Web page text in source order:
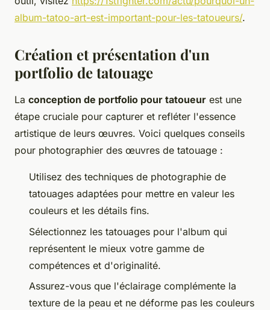
album-tatoo-art-est-important-pour-les-tatoueurs/.
Création et présentation d'un
portfolio de tatouage
La conception de portfolio pour tatoueur est une
étape cruciale pour capturer et refléter l'essence
artistique de leurs œuvres. Voici quelques conseils
pour photographier des œuvres de tatouage :
Utilisez des techniques de photographie de
tatouages adaptées pour mettre en valeur les
couleurs et les détails fins.
Sélectionnez les tatouages pour l'album qui
représentent le mieux votre gamme de
compétences et d'originalité.
Assurez-vous que l'éclairage complémente la
texture de la peau et ne déforme pas les couleurs